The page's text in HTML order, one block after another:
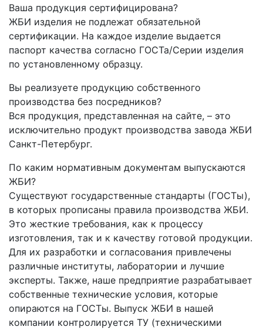
Ваша продукция сертифицирована?
ЖБИ изделия не подлежат обязательной
сертификации. На каждое изделие выдается
паспорт качества согласно ГОСТа/Серии изделия
по установленному образцу.
Вы реализуете продукцию собственного
производства без посредников?
Вся продукция, представленная на сайте, – это
исключительно продукт производства завода ЖБИ
Санкт-Петербург.
По каким нормативным документам выпускаются
ЖБИ?
Существуют государственные стандарты (ГОСТы),
в которых прописаны правила производства ЖБИ.
Это жесткие требования, как к процессу
изготовления, так и к качеству готовой продукции.
Для их разработки и согласования привлечены
различные институты, лаборатории и лучшие
эксперты. Также, наше предприятие разрабатывает
собственные технические условия, которые
опираются на ГОСТы. Выпуск ЖБИ в нашей
компании контролируется ТУ (техническими